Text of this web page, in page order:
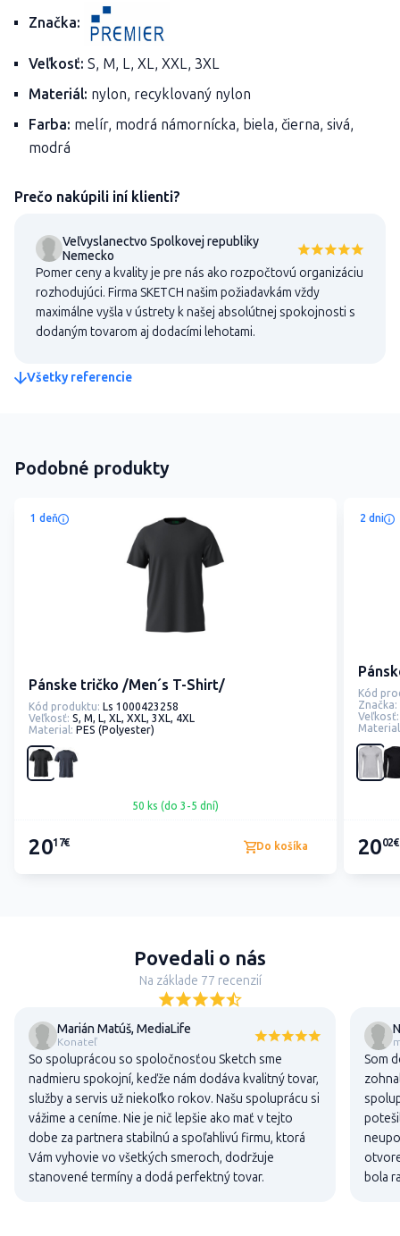
Značka:
Veľkosť: S, M, L, XL, XXL, 3XL
Materiál: nylon, recyklovaný nylon
Farba: melír, modrá námornícka, biela, čierna, sivá,
modrá
Prečo nakúpili iní klienti?
Veľvyslanectvo Spolkovej republiky
Nemecko
Pomer ceny a kvality je pre nás ako rozpočtovú organizáciu
rozhodujúci. Firma SKETCH našim požiadavkám vždy
maximálne vyšla v ústrety k našej absolútnej spokojnosti s
dodaným tovarom aj dodacími lehotami.
Všetky referencie
Podobné produkty
1 deň
Pánske tričko /Men´s T-Shirt/
Kód produktu: Ls 1000423258
Veľkosť: S, M, L, XL, XXL, 3XL, 4XL
Material: PES (Polyester)
50 ks (do 3-5 dní)
2017€ Do košíka
2 dni
Kód
Značka:
Veľkosť:
2002€
Povedali o nás
Na základe 77 recenzií
Marián Matúš, MediaLife
Konateľ
So spoluprácou so spoločnosťou Sketch sme
nadmieru spokojní, keďže nám dodáva kvalitný tovar,
služby a servis už niekoľko rokov. Našu spoluprácu si
vážime a ceníme. Nie je nič lepšie ako mať v tejto
dobe za partnera stabilnú a spoľahlivú firmu, ktorá
Vám vyhovie vo všetkých smeroch, dodržuje
stanovené termíny a dodá perfektný tovar.
Som
bola